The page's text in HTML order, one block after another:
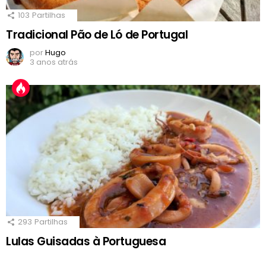
103 Partilhas
Tradicional Pão de Ló de Portugal
porHugo
3 anos atrás
293 Partilhas
Lulas Guisadas à Portuguesa